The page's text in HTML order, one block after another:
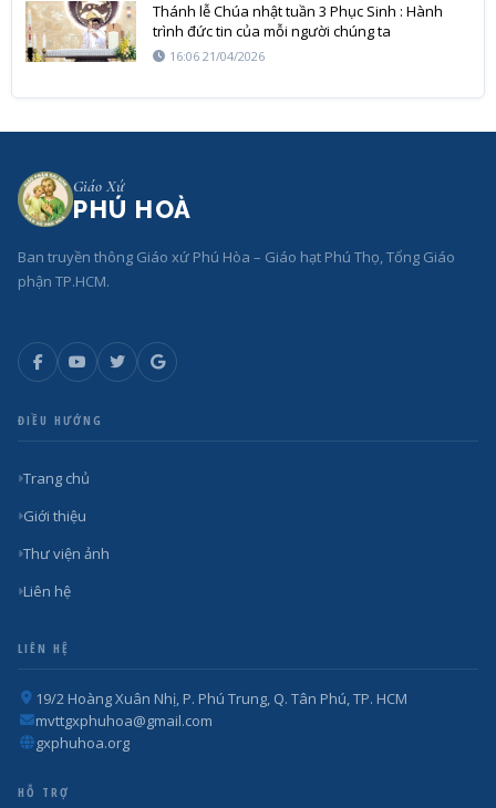
Thánh lễ Chúa nhật tuần 3 Phục Sinh : Hành
trình đức tin của mỗi người chúng ta
16:06 21/04/2026
Giáo Xứ
PHÚ HOÀ
Ban truyền thông Giáo xứ Phú Hòa – Giáo hạt Phú Thọ, Tổng Giáo
phận TP.HCM.
ĐIỀU HƯỚNG
Trang chủ
Giới thiệu
Thư viện ảnh
Liên hệ
LIÊN HỆ
19/2 Hoàng Xuân Nhị, P. Phú Trung, Q. Tân Phú, TP. HCM
mvttgxphuhoa@gmail.com
gxphuhoa.org
HỖ TRỢ